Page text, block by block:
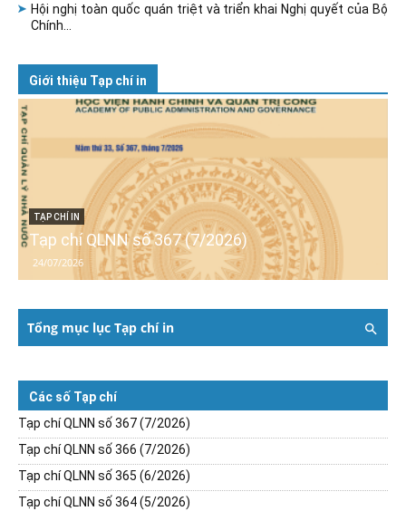
Hội nghị toàn quốc quán triệt và triển khai Nghị quyết của Bộ
Chính...
Giới thiệu Tạp chí in
TẠP CHÍ IN
Tạp chí QLNN số 367 (7/2026)
24/07/2026
Tổng mục lục Tạp chí in
Các số Tạp chí
Tạp chí QLNN số 367 (7/2026)
Tạp chí QLNN số 366 (7/2026)
Tạp chí QLNN số 365 (6/2026)
Tạp chí QLNN số 364 (5/2026)